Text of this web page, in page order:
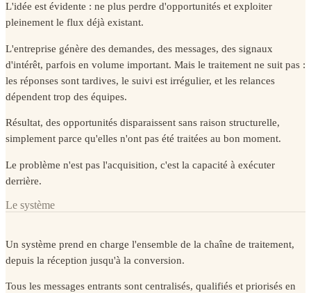
L'idée est évidente : ne plus perdre d'opportunités et exploiter
pleinement le flux déjà existant.
L'entreprise génère des demandes, des messages, des signaux
d'intérêt, parfois en volume important. Mais le traitement ne suit pas :
les réponses sont tardives, le suivi est irrégulier, et les relances
dépendent trop des équipes.
Résultat, des opportunités disparaissent sans raison structurelle,
simplement parce qu'elles n'ont pas été traitées au bon moment.
Le problème n'est pas l'acquisition, c'est la capacité à exécuter
derrière.
Le système
Un système prend en charge l'ensemble de la chaîne de traitement,
depuis la réception jusqu'à la conversion.
Tous les messages entrants sont centralisés, qualifiés et priorisés en